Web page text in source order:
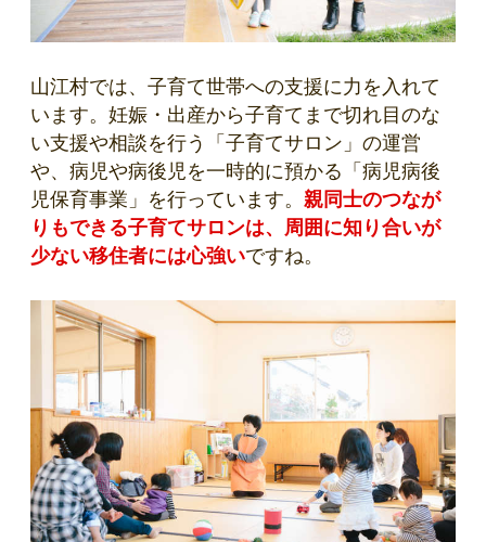
山江村では、子育て世帯への支援に力を入れて
います。妊娠・出産から子育てまで切れ目のな
い支援や相談を行う「子育てサロン」の運営
や、病児や病後児を一時的に預かる「病児病後
児保育事業」を行っています。 親同士のつなが
りもできる子育てサロンは、周囲に知り合いが
少ない移住者には心強いですね。